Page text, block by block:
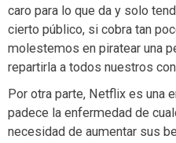
caro para lo que da y solo
cierto público, si cobra tan
molestemos en piratear una
repartirla a todos nuestros
Por otra parte, Netflix es una
padece la enfermedad de
necesidad de aumentar sus